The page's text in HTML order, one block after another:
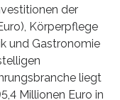
der
Körperpflege
und Gastronomie
liegt
Millionen Euro in